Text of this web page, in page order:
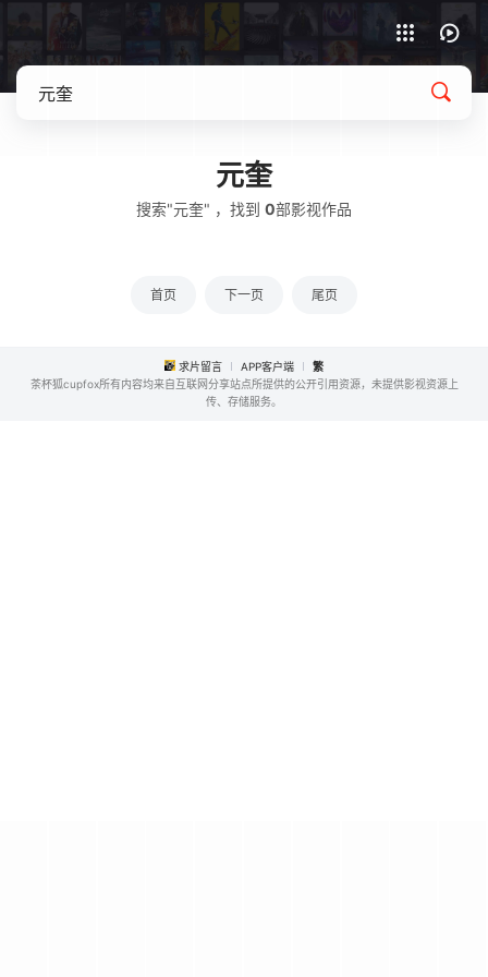
元奎
搜索"元奎" ，找到 0部影视作品
首页 下一页 尾页
求片留言 APP客户端
繁
茶杯狐cupfox所有内容均来自互联网分享站点所提供的公开引用资源，未提供影视资源上
传、存储服务。